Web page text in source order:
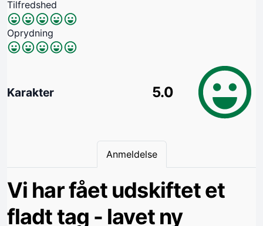
Tilfredshed
Oprydning
Karakter 5.0
Anmeldelse
Vi har fået udskiftet et
fladt tag - lavet ny